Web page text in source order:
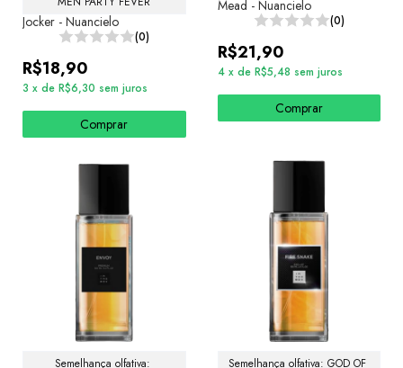
Jocker - Nuancielo
(0)
R$18,90
3 x de R$6,30 sem juros
Comprar
Mead - Nuancielo
(0)
R$21,90
4 x de R$5,48 sem juros
Comprar
Semelhança olfativa:
Semelhança olfativa: GOD OF